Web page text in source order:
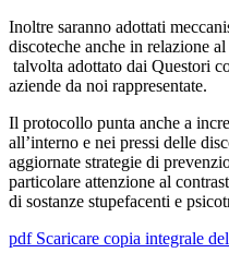
Inoltre saranno adottati
discoteche anche in relazione
talvolta adottato dai Questori
aziende da noi rappresentate.
Il protocollo punta anche a
all’interno e nei pressi delle
aggiornate strategie di
particolare attenzione al
di sostanze stupefacenti e
pdfScaricare copia integrale